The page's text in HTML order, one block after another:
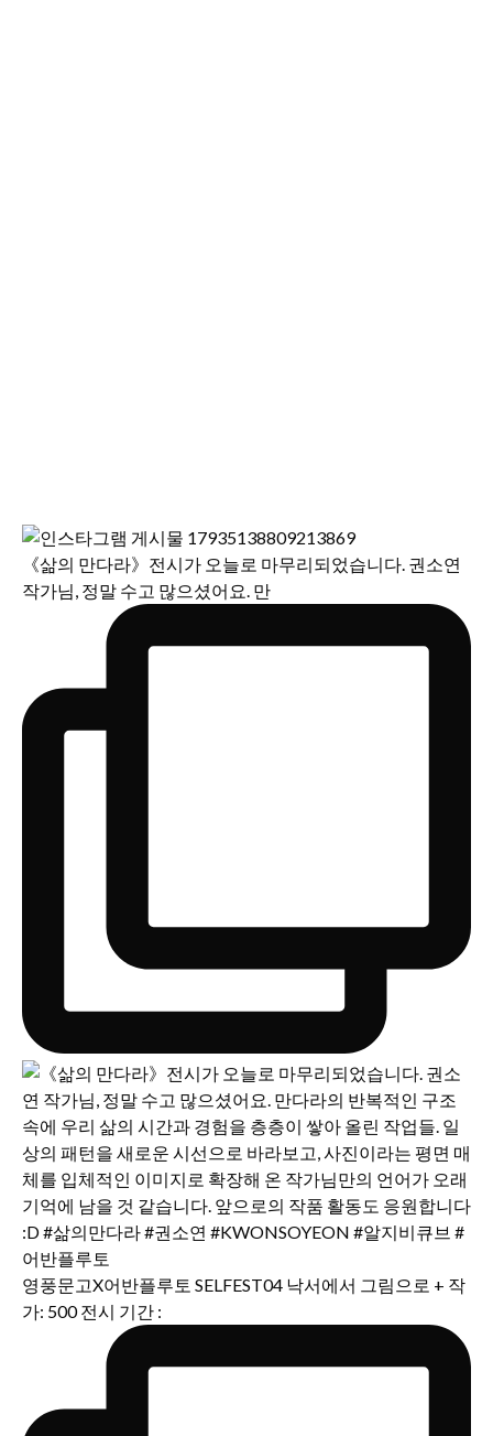
《삶의 만다라》전시가 오늘로 마무리되었습니다. 권소연
작가님, 정말 수고 많으셨어요. 만
영풍문고X어반플루토 SELFEST04 낙서에서 그림으로 + 작
가: 500 전시 기간 :